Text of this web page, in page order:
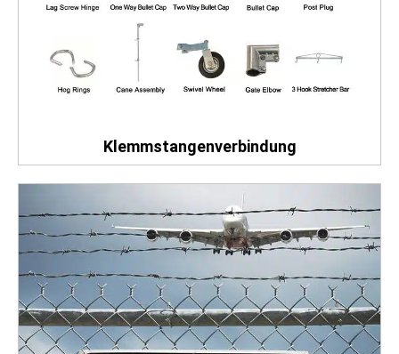
Klemmstangenverbindung